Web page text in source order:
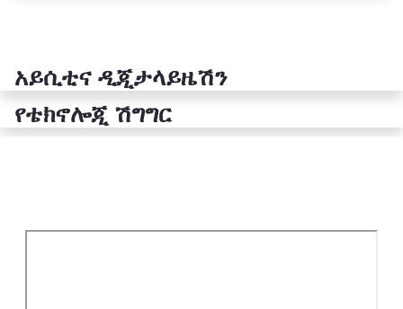
አይሲቲና ዲጂታላይዜሽን
የቴክኖሎጂ ሽግግር